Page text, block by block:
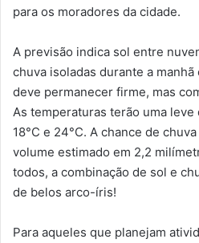
para os moradores da cidade.
A previsão indica sol entre
chuva isoladas durante a
deve permanecer firme, mas
As temperaturas terão uma
18°C e 24°C. A chance de
volume estimado em 2,2
todos, a combinação de sol e
de belos arco-íris!
Para aqueles que planejam